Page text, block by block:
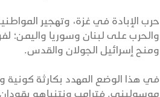
حرب الإبادة في غزة، وتهجير
والحرب على لبنان وسوريا واليمن؛
ومنح إسرائيل الجولان والقدس.
في هذا الوضع المهدد بكارثة كونية
موسوليني. فترامب ونتنياهو